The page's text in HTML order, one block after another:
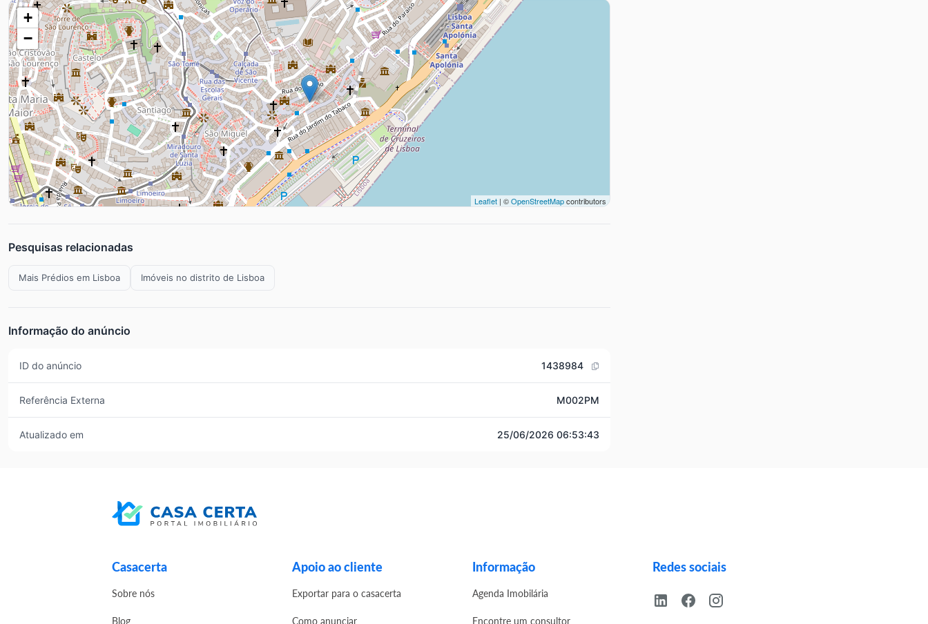
+
−
Leaflet | ©OpenStreetMapcontributors
Pesquisas relacionadas
Mais Prédios em Lisboa Imóveis no distrito de Lisboa
Informação do anúncio
ID do anúncio 1438984
Referência Externa M002PM
Atualizado em 25/06/2026 06:53:43
Casacerta
Sobre nós
Blog
Apoio ao cliente
Exportar para o casacerta
Como anunciar
Informação
Agenda Imobilária
Encontre um consultor
Redes sociais